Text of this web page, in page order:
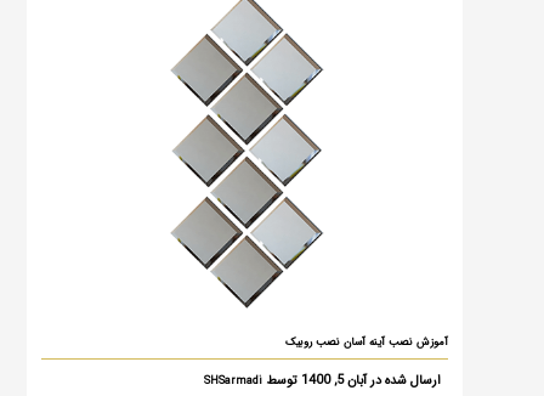
آموزش نصب آینه آسان نصب روبیک
ارسال شده در آبان 5, 1400 توسط SHSarmadi